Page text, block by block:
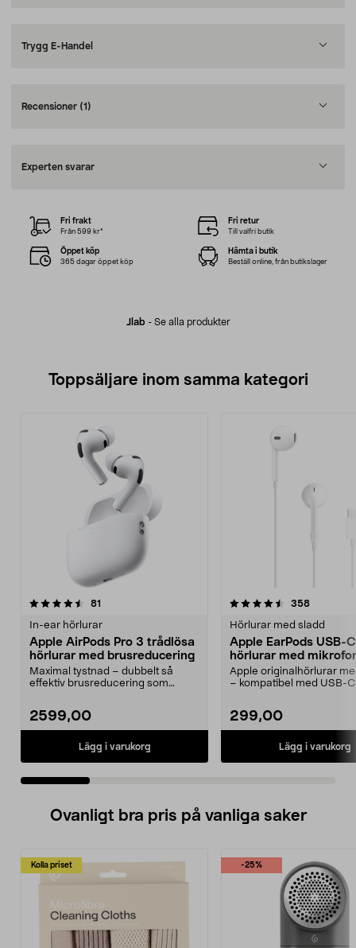
Trygg E-Handel
Recensioner (1)
Experten svarar
Jlab - Se alla produkter
Fri frakt
Från 599 kr*
Fri retur
Till valfri butik
Öppet köp
365 dagar öppet köp
Hämta i butik
Beställ online, från butikslager
Toppsäljare inom samma kategori
81
In-ear hörlurar
Apple AirPods Pro 3 trådlösa
hörlurar med brusreducering
Maximal tystnad – dubbelt så
effektiv brusreducering som
2599,00
Lägg i varukorg
4.5 av 5 stjärnor 358
Hörlurar med sladd
Apple EarPods USB-
hörlurar med
Apple originalhörlurar
– kompatibel med USB-
299,00
Lägg i varukorg
4.0 av 5 stjärnor
Ovanligt bra pris på vanliga saker
Kolla priset -25%